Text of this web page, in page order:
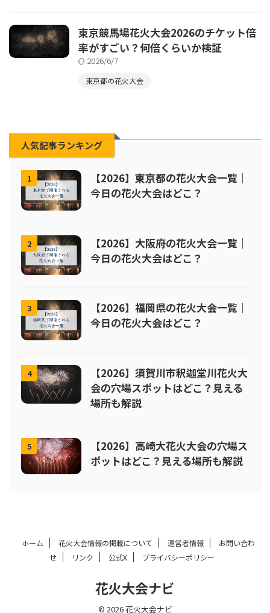
東京競馬場花火大会2026のチケット倍
率がすごい？何倍くらいか検証
2026/6/7
東京都の花火大会
人気記事ランキング
1
【2026】東京都の花火大会一覧｜
今日の花火大会はどこ？
2
【2026】大阪府の花火大会一覧｜
今日の花火大会はどこ？
3
【2026】福岡県の花火大会一覧｜
今日の花火大会はどこ？
4
【2026】須賀川市釈迦堂川花火大
会の穴場スポットはどこ？見える
場所も解説
5
【2026】高崎大花火大会の穴場ス
ポットはどこ？見える場所も解説
ホーム 花火大会情報の掲載について 運営者情報
お問い合わ
せ
リンク 公式X プライバシーポリシー
花火大会ナビ
© 2026 花火大会ナビ